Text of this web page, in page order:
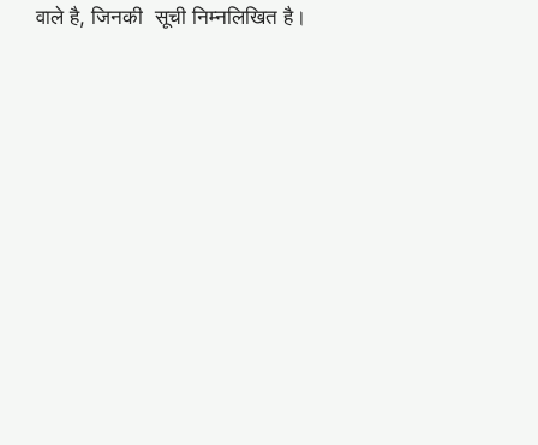
वाले है, जिनकी सूची निम्नलिखित है।